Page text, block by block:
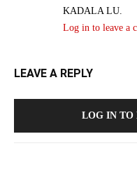
KADALA LU.
Log in to leave a
LEAVE A REPLY
LOG IN TO